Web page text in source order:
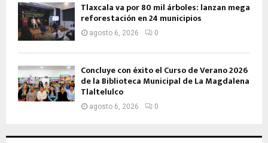
Tlaxcala va por 80 mil árboles: lanzan mega
reforestación en 24 municipios
agosto 6, 2026 0
Concluye con éxito el Curso de Verano 2026
de la Biblioteca Municipal de La Magdalena
Tlaltelulco
agosto 6, 2026 0